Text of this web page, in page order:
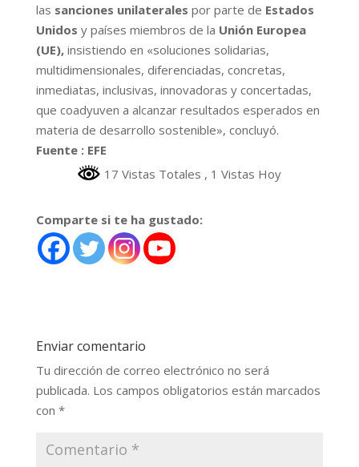
las sanciones unilaterales por parte de Estados
Unidos y países miembros de la Unión Europea
(UE), insistiendo en «soluciones solidarias,
multidimensionales, diferenciadas, concretas,
inmediatas, inclusivas, innovadoras y concertadas,
que coadyuven a alcanzar resultados esperados en
materia de desarrollo sostenible», concluyó.
Fuente : EFE
17 Vistas Totales , 1 Vistas Hoy
Comparte si te ha gustado:
Enviar comentario
Tu dirección de correo electrónico no será
publicada. Los campos obligatorios están marcados
con *